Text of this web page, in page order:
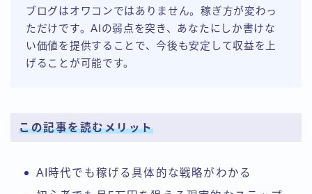
ブログはオワコンではありません。稼ぎ方が変わっ
ただけです。AIの弱点を突き、あなたにしか書けな
い価値を提供することで、今後も安定して収益を上
げることが可能です。
この記事を読むメリット
AI時代でも稼げる具体的な戦略がわかる